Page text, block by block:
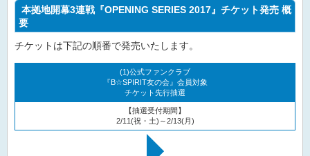
本拠地開幕3連戦『OPENING SERIES 2017』チケット発売 概
要
チケットは下記の順番で発売いたします。
(1)公式ファンクラブ
『B☆SPIRIT友の会』会員対象
チケット先行抽選
【抽選受付期間】
2/11(祝・土)～2/13(月)